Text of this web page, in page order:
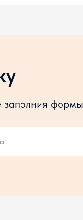
заполния формы